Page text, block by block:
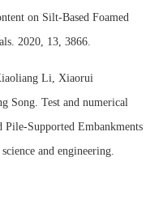
on Silt-Based Foamed
2020, 13, 3866.
Li, Xiaorui
Song. Test and numerical
Supported Embankments
and engineering.